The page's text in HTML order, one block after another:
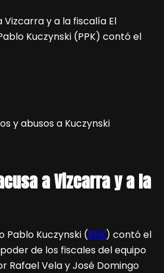
Vizcarra y a la fiscalía El
Kuczynski (PPK) contó el
a Vizcarra y a la
Pablo Kuczynski (PPK) contó el
de los fiscales del equipo
Rafael Vela y José Domingo